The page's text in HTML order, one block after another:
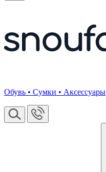
Обувь • Сумки • Аксессуары